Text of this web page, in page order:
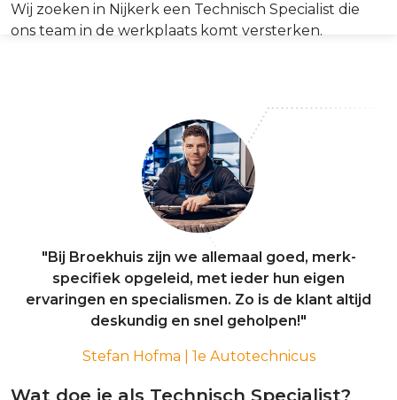
Wij zoeken in Nijkerk een Technisch Specialist die
ons team in de werkplaats komt versterken.
"Bij Broekhuis zijn we allemaal goed, merk-
specifiek opgeleid, met ieder hun eigen
ervaringen en specialismen. Zo is de klant altijd
deskundig en snel geholpen!"
Stefan Hofma | 1e Autotechnicus